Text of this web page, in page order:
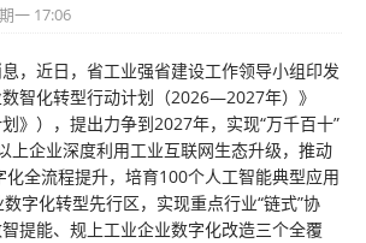
一 17:06
，近日，省工业强省建设工作领导小组印发
数智化转型行动计划（2026—2027年）》
划》），提出力争到2027年，实现“万千百十”
上企业深度利用工业互联网生态升级，推动
全流程提升，培育100个人工智能典型应用
字化转型先行区，实现重点行业“链式”协
提能、规上工业企业数字化改造三个全覆